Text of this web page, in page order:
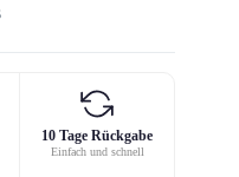
10 Tage Rückgabe
Einfach und schnell